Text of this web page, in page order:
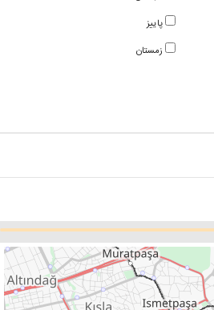
پاییز
زمستان